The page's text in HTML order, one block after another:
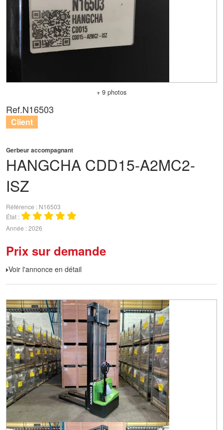
+ 9 photos
HANGCHA CDD15-A2MC2-
ISZ
Gerbeur accompagnant
Référence
N16503
État
Année 2026
Prix sur demande
Voir l'annonce en détail
Ref.N16503
Client